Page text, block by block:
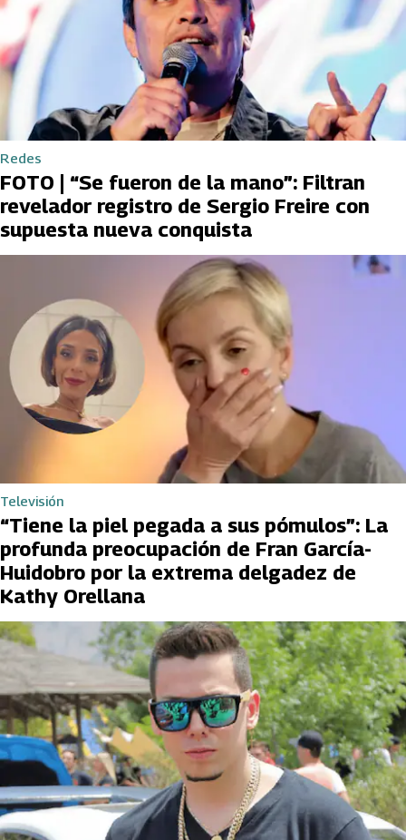
Redes
FOTO | “Se fueron de la mano”: Filtran
revelador registro de Sergio Freire con
supuesta nueva conquista
Televisión
“Tiene la piel pegada a sus pómulos”: La
profunda preocupación de Fran García-
Huidobro por la extrema delgadez de
Kathy Orellana